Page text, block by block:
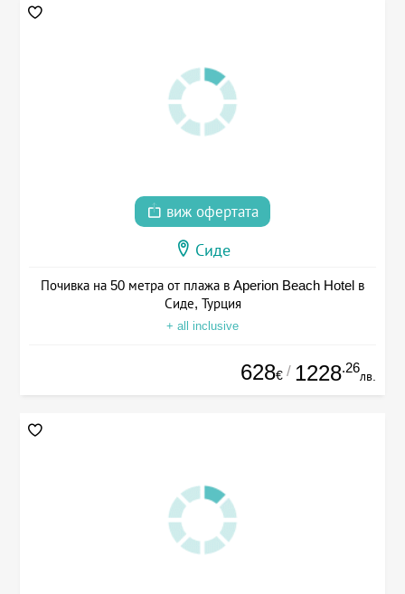
виж офертата
Сиде
Почивка на 50 метра от плажа в Aperion Beach Hotel в
Сиде, Турция
+ all inclusive
628€ / 1228.26
лв.